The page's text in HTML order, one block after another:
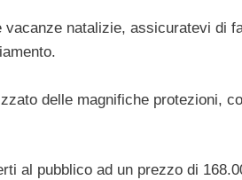
vacanze natalizie, assicuratevi di
delle magnifiche protezioni,
al pubblico ad un prezzo di